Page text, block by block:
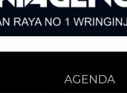
AGENDA